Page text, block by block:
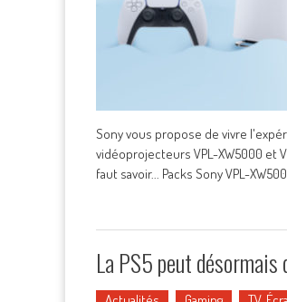
Sony vous propose de vivre
vidéoprojecteurs VPL-XW5000 et
faut savoir... Packs Sony VPL-
La PS5 peut